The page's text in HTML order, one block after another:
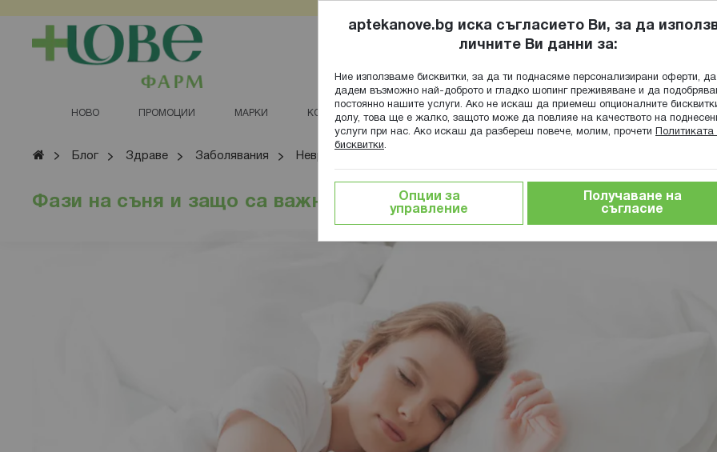
Прескачане
съдържанието
Търсене
НОВО ПРОМОЦИИ МАРКИ КОЗМЕТИКА ГРИЖА ЗА МАЙКАТА И ДЕТЕТО ХРАНИТЕЛНИ ДОБАВКИ
Начало
Блог Здраве Заболявания Неврология
Фази на съня и защо са важни
aptekanove.bg иска съгласието Ви, за да
личните Ви данни за:
Ние използваме бисквитки, за да ти поднасяме персонализирани оферти, да
дадем възможно най-доброто и гладко шопинг преживяване и да
постоянно нашите услуги. Ако не искаш да приемеш опционалните
долу, това ще е жалко, защото може да повлияе на качеството на
услуги при нас. Ако искаш да разбереш повече, молим, прочети
Политиката
бисквитки.
Опции за
управление
Получаване на
съгласие